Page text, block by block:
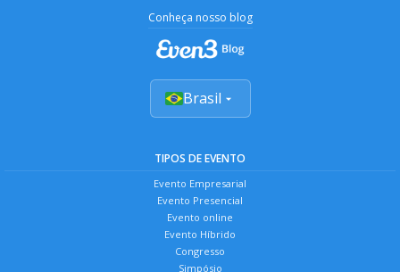
Conheça nosso blog
Brasil
TIPOS DE EVENTO
Evento Empresarial
Evento Presencial
Evento online
Evento Híbrido
Congresso
Simpósio